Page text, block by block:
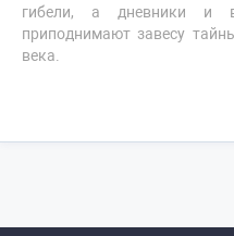
гибели, а дневники и
приподнимают завесу
века.